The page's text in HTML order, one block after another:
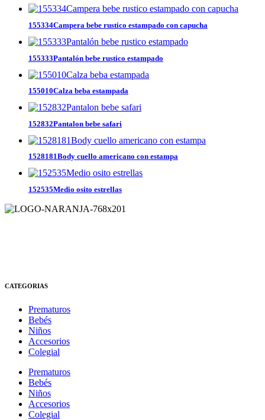
155334Campera bebe rustico estampado con capucha
155333Pantalón bebe rustico estampado
155010Calza beba estampada
152832Pantalon bebe safari
1528181Body cuello americano con estampa
152535Medio osito estrellas
CATEGORIAS
Prematuros
Bebés
Niños
Accesorios
Colegial
Prematuros
Bebés
Niños
Accesorios
Colegial